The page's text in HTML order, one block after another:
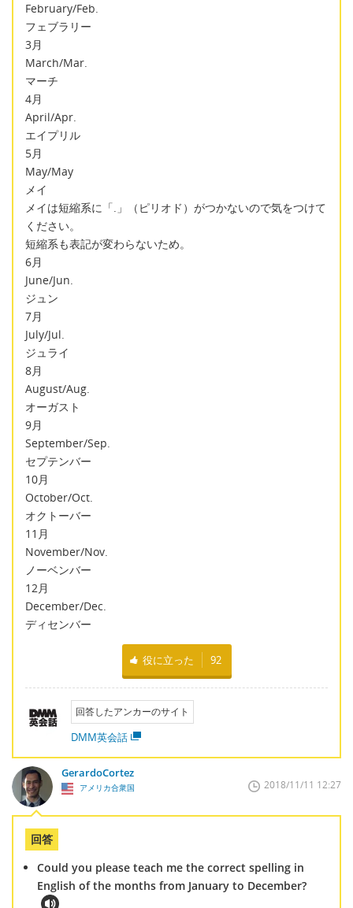
February/Feb.
フェブラリー
3月
March/Mar.
マーチ
4月
April/Apr.
エイプリル
5月
May/May
メイ
メイは短縮系に「.」（ピリオド）がつかないので気をつけて
ください。
短縮系も表記が変わらないため。
6月
June/Jun.
ジュン
7月
July/Jul.
ジュライ
8月
August/Aug.
オーガスト
9月
September/Sep.
セプテンバー
10月
October/Oct.
オクトーバー
11月
November/Nov.
ノーベンバー
12月
December/Dec.
ディセンバー
役に立った 92
回答したアンカーのサイト
DMM英会話
GerardoCortez
アメリカ合衆国 2018/11/11 12:27
回答
Could you please teach me the correct spelling in
English of the months from January to December?